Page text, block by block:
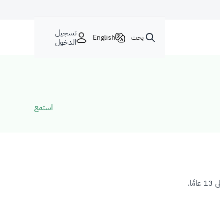
بحث English تسجيل
الدخول
استمع